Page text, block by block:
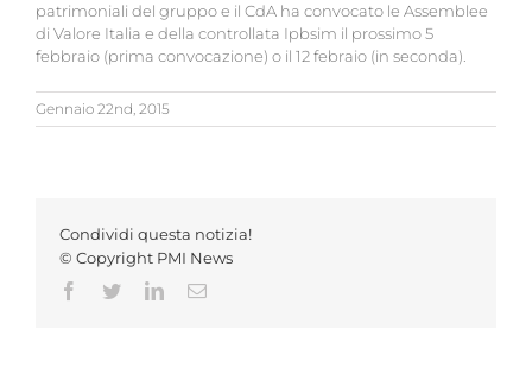
patrimoniali del gruppo e il CdA ha convocato le Assemblee
di Valore Italia e della controllata Ipbsim il prossimo 5
febbraio (prima convocazione) o il 12 febraio (in seconda).
Gennaio 22nd, 2015
Condividi questa notizia!
© Copyright PMI News
Facebook
TwitterLinkedInEmail